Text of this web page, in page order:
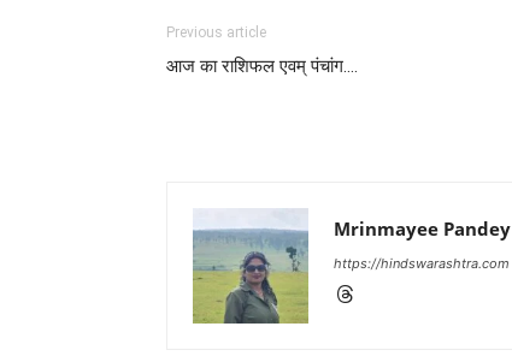
Previous article
आज का राशिफल एवम् पंचांग….
Mrinmayee Pandey
https://hindswarashtra.com